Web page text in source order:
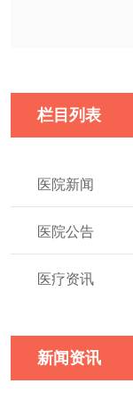
栏目列表
医院新闻
医院公告
医疗资讯
新闻资讯